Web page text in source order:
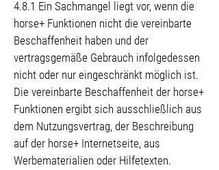
4.8.1 Ein Sachmangel liegt vor, wenn die
horse+ Funktionen nicht die vereinbarte
Beschaffenheit haben und der
vertragsgemäße Gebrauch infolgedessen
nicht oder nur eingeschränkt möglich ist.
Die vereinbarte Beschaffenheit der horse+
Funktionen ergibt sich ausschließlich aus
dem Nutzungsvertrag, der Beschreibung
auf der horse+ Internetseite, aus
Werbematerialien oder Hilfetexten.